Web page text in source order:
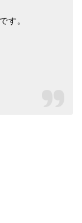
す。